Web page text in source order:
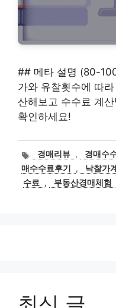
## 메타 설명 (80-
가와 유찰횟수에 따
산해보고 수수료 계
확인하세요!
태
그
경매리뷰 , 경매수
매수수료후기
, 낙찰가
수료
, 부동산경매체험